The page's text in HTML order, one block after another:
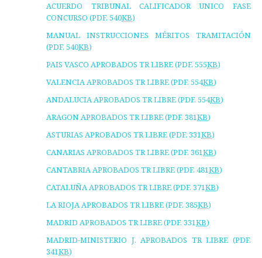
ACUERDO TRIBUNAL CALIFICADOR UNICO FASE
CONCURSO (PDF. 540KB)
MANUAL INSTRUCCIONES MÉRITOS TRAMITACIÓN
(PDF. 540KB)
PAIS VASCO APROBADOS TR LIBRE (PDF. 555KB)
VALENCIA APROBADOS TR LIBRE (PDF. 554KB)
ANDALUCIA APROBADOS TR LIBRE (PDF. 554KB)
ARAGON APROBADOS TR LIBRE (PDF. 381KB)
ASTURIAS APROBADOS TR LIBRE (PDF. 331KB)
CANARIAS APROBADOS TR LIBRE (PDF. 361KB)
CANTABRIA APROBADOS TR LIBRE (PDF. 481KB)
CATALUÑA APROBADOS TR LIBRE (PDF. 371KB)
LA RIOJA APROBADOS TR LIBRE (PDF. 385KB)
MADRID APROBADOS TR LIBRE (PDF. 331KB)
MADRID-MINISTERIO J. APROBADOS TR LIBRE (PDF.
341KB)